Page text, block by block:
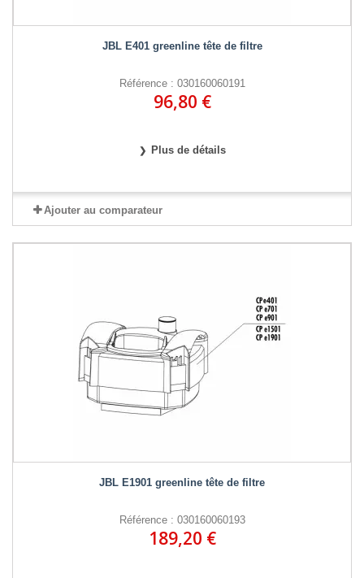
JBL E401 greenline tête de filtre
Référence : 030160060191
96,80 €
Plus de détails
Ajouter au comparateur
JBL E1901 greenline tête de filtre
Référence : 030160060193
189,20 €